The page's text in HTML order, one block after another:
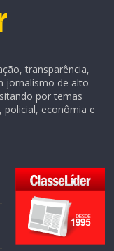
transparência,
jornalismo de alto
por temas
policial, econômia e